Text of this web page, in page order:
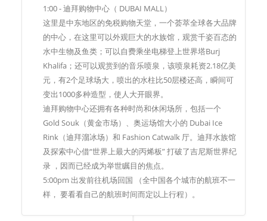
1:00 - 迪拜购物中心（ DUBAI MALL）
这里是中东地区的免税购物天堂，一个荟萃全球各大品牌
的中心，在这里可以外观巨大的水族馆，观赏千姿百态的
水中生物及鱼类；可以自费乘坐电梯登上世界塔Burj
Khalifa；还可以观赏到的音乐喷泉，该喷泉耗资2.18亿美
元，有2个足球场大，喷出的水柱比50层楼还高，瞬间可
变出1000多种造型，使人大开眼界。
迪拜购物中心还拥有各种时尚和休闲场所，包括一个
Gold Souk（黄金市场）、奥运场馆大小的 Dubai Ice
Rink（迪拜溜冰场）和 Fashion Catwalk 厅。迪拜水族馆
及探索中心借“世界上最大的丙烯板” 打破了吉尼斯世界纪
录 ，因而已经成为举世瞩目的焦点。
5:00pm 出发前往机场回国 （全中国各个城市的航班不一
样， 要看看自己的航班时间而定以上行程）。